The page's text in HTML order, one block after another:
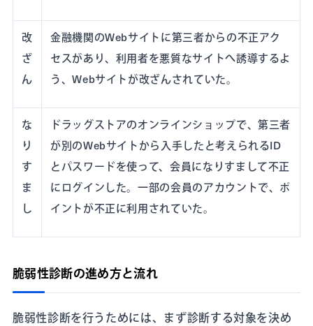
改
ざ
ん
金融機関のWebサイトに第三者からの不正アク
セスがあり、利用者を悪質なサイトへ誘導するよ
う、Webサイトが改ざんされていた。
な
り
す
ま
し
ドラッグストアのオンラインショップで、第三者
が別のWebサイトから入手したと考えられるID
とパスワードを使って、会員になりすまして不正
にログインした。一部の会員のアカウントで、ポ
イントが不正に利用されていた。
脆弱性診断の進め方と流れ
脆弱性診断を行うためには、まず診断する対象を決め